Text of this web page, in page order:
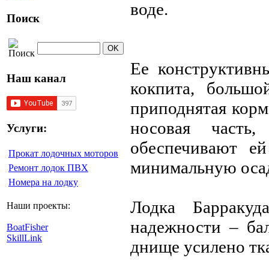
Поиск
Наш канал
Услуги:
Прокат лодочных моторов
Ремонт лодок ПВХ
Номера на лодку
Наши проекты:
BoatFisher
SkillLink
воде.
Ее
кокпита,
приподнятая
носовая
обеспечивают
минимальную
Лодка
надежности –
днище усилено